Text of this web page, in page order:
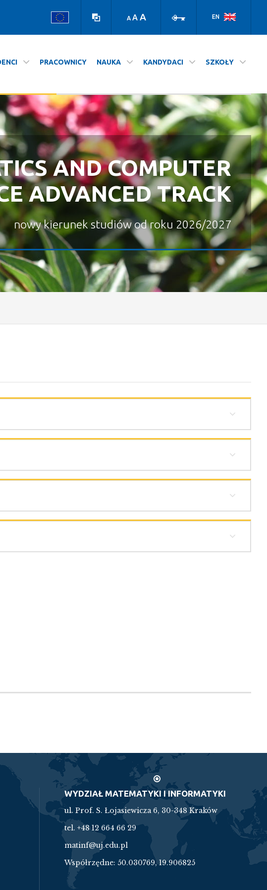
A A A EN
PRACOWNICY NAUKA KANDYDACI SZKOŁY
AND COMPUTER
ADVANCED TRACK
nowy kierunek studiów od roku 2026/2027
NA NASZ WYDZIAŁ
STUDIUJ NA UJ
WYDZIAŁ MATEMATYKI I INFORMATYKI
ul. Prof. S. Łojasiewicza 6, 30-348 Kraków
tel. +48 12 664 66 29
matinf@uj.edu.pl
Współrzędne: 50.030769, 19.906825